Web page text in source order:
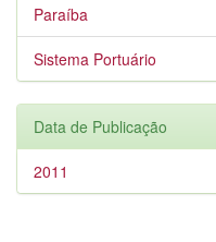
Paraíba
Sistema Portuário
Data de Publicação
2011